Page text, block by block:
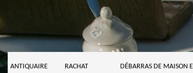
ANTIQUAIRE
RACHAT
DÉBARRAS DE MAISON